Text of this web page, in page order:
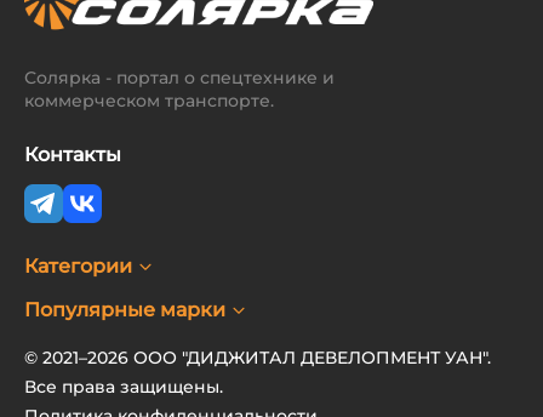
Солярка - портал о спецтехнике и
коммерческом транспорте.
Контакты
Категории
Популярные марки
© 2021–2026 ООО "ДИДЖИТАЛ ДЕВЕЛОПМЕНТ УАН".
Все права защищены.